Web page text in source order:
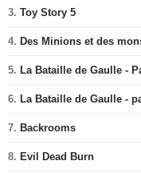
3. Toy Story 5
4. Des Minions et des
5. La Bataille de Gaulle -
6. La Bataille de Gaulle -
7. Backrooms
8. Evil Dead Burn